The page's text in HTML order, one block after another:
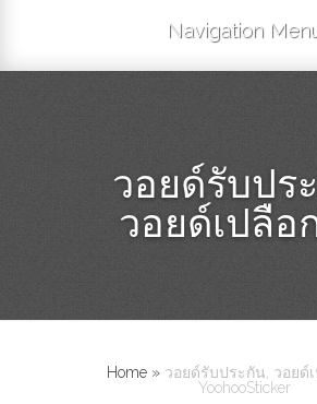
Navigation
วอยด์รับปร
วอยด์เปลือ
Home » วอยด์รับประกัน, วอยด์
YoohooSticker